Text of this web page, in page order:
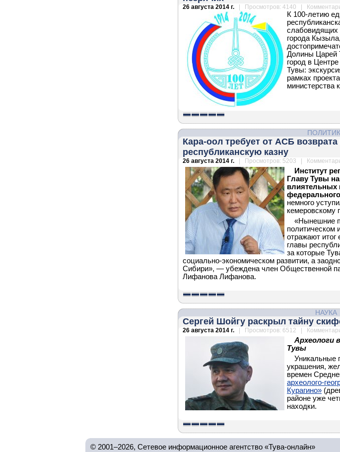
26 августа 2014 г. | Просмотров: 4140 |
К 100-летию
слабовидящих
города
Долины Царей
город в
Тувы:
рамках
министерства
Кара-оол требует от АСБ
республиканскую казну
26 августа 2014 г. | Просмотров: 5203 |
Институт
Главу Тувы
влиятельных
немного
кемеровскому
«Нынешние
политическом
отражают итог
главы
за которые
социально-экономическом развитии, а
Сибири», — убеждена член Общественной
Лифанова Лифанова.
НАУКА
Сергей Шойгу раскрыл тайну
26 августа 2014 г. | Просмотров: 6512 |
Археологи
Тувы
Уникальные
украшения,
времен
археолого-
Курагино»
районе уже
находки.
© 2001–2026, Сетевое информационное агентство «Тува-онлайн»